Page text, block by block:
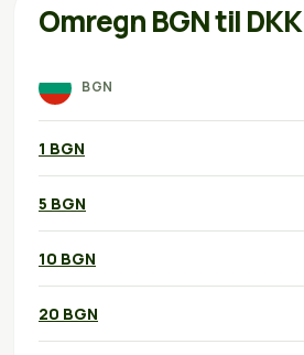
Omregn BGN til DKK
BGN
1 BGN
5 BGN
10 BGN
20 BGN